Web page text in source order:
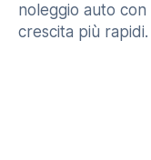
noleggio auto con
crescita più rapidi.